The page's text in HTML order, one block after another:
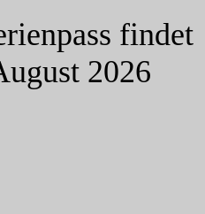
findet
2026